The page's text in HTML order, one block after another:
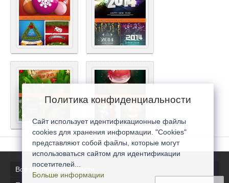
Все последние новости
Политика конфиденциальности
Сайт использует идентификационные файлы
cookies для хранения информации. "Cookies"
представляют собой файлы, которые могут
использоваться сайтом для идентификации
посетителей...
Больше информации